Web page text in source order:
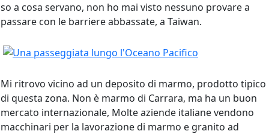
so a cosa servano, non ho mai visto nessuno provare a
passare con le barriere abbassate, a Taiwan.
Mi ritrovo vicino ad un deposito di marmo, prodotto tipico
di questa zona. Non è marmo di Carrara, ma ha un buon
mercato internazionale, Molte aziende italiane vendono
macchinari per la lavorazione di marmo e granito ad